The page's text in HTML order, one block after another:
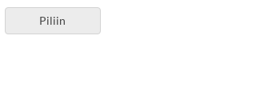
Piliin